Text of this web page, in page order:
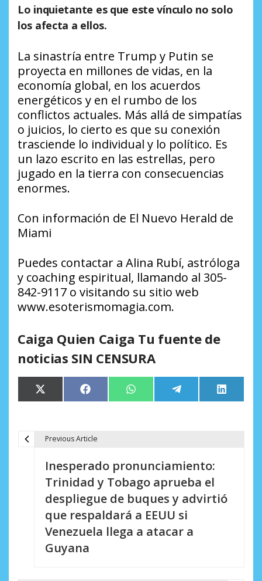
Lo inquietante es que este vínculo no solo
los afecta a ellos.
La sinastría entre Trump y Putin se
proyecta en millones de vidas, en la
economía global, en los acuerdos
energéticos y en el rumbo de los
conflictos actuales. Más allá de simpatías
o juicios, lo cierto es que su conexión
trasciende lo individual y lo político. Es
un lazo escrito en las estrellas, pero
jugado en la tierra con consecuencias
enormes.
Con información de El Nuevo Herald de
Miami
Puedes contactar a Alina Rubí, astróloga
y coaching espiritual, llamando al 305-
842-9117 o visitando su sitio web
www.esoterismomagia.com.
Caiga Quien Caiga Tu fuente de
noticias SIN CENSURA
Compartir
en
X
(Twitter)
Compartir
en
Facebook Compartir
en
WhatsApp Compartir
en
Telegram
en
LinkedIn
Previous Article
Inesperado pronunciamiento:
Trinidad y Tobago aprueba el
despliegue de buques y advirtió
que respaldará a EEUU si
Venezuela llega a atacar a
Guyana